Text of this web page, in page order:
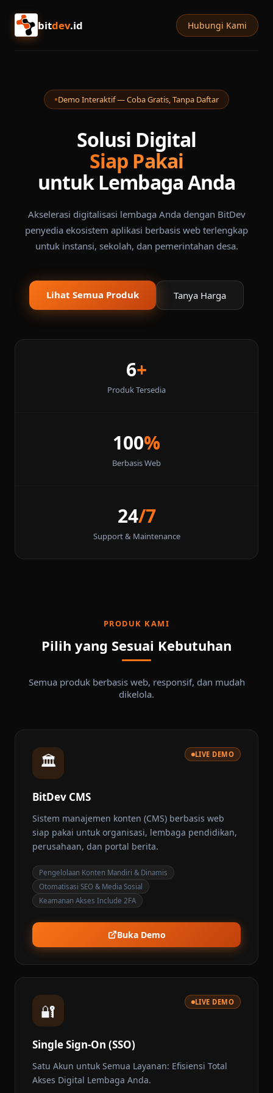
bitdev.id Hubungi Kami
Demo Interaktif — Coba Gratis, Tanpa Daftar
Solusi Digital
Siap Pakai
untuk Lembaga Anda
Akselerasi digitalisasi lembaga Anda dengan BitDev
penyedia ekosistem aplikasi berbasis web terlengkap
untuk instansi, sekolah, dan pemerintahan desa.
Lihat Semua Produk Tanya Harga
6+
Produk Tersedia
100%
Berbasis Web
24/7
Support & Maintenance
PRODUK KAMI
Pilih yang Sesuai Kebutuhan
Semua produk berbasis web, responsif, dan mudah
dikelola.
🏛️
BitDev CMS
LIVE DEMO
Sistem manajemen konten (CMS) berbasis web
siap pakai untuk organisasi, lembaga pendidikan,
perusahaan, dan portal berita.
Pengelolaan Konten Mandiri & Dinamis
Otomatisasi SEO & Media Sosial
Keamanan Akses Include 2FA
Buka Demo
🔐️
Single Sign-On (SSO)
LIVE DEMO
Satu Akun untuk Semua Layanan: Efisiensi Total
Akses Digital Lembaga Anda.